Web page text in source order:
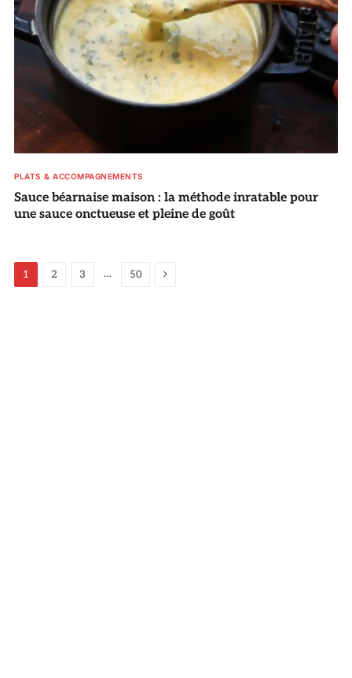
PLATS & ACCOMPAGNEMENTS
Sauce béarnaise maison : la méthode inratable pour
une sauce onctueuse et pleine de goût
1 2 3 … 50 Suivant